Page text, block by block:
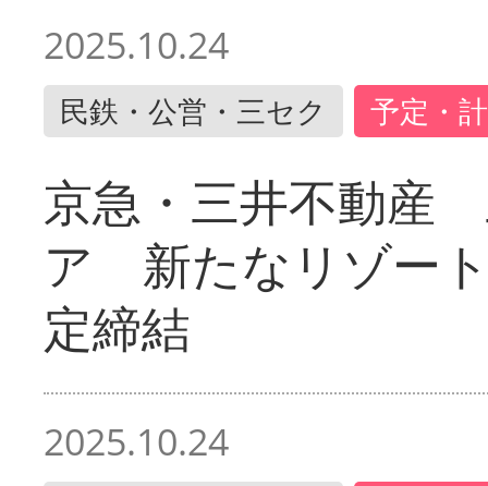
2025.10.24
民鉄・公営・三セク 予定・
京急・三井不動産
ア 新たなリゾー
定締結
2025.10.24